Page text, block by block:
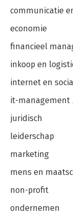
communicatie
economie
financieel
inkoop en
internet en
it-management
juridisch
leiderschap
marketing
mens en
non-profit
ondernemen